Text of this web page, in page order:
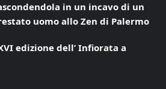
in un incavo di un
uomo allo Zen di Palermo
edizione dell’ Infiorata a